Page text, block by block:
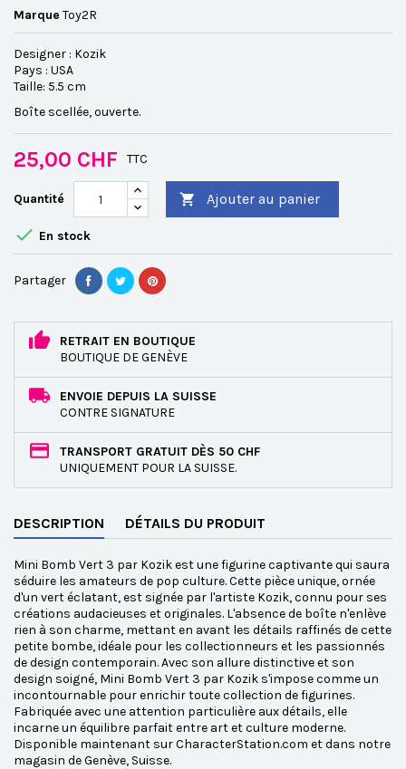
Marque Toy2R
Designer : Kozik
Pays : USA
Taille: 5.5 cm
Boîte scellée, ouverte.
25,00 CHF TTC
Quantité  Ajouter au panier
 En stock
Partager
RETRAIT EN BOUTIQUE
BOUTIQUE DE GENÈVE
ENVOIE DEPUIS LA SUISSE
CONTRE SIGNATURE
TRANSPORT GRATUIT DÈS 50 CHF
UNIQUEMENT POUR LA SUISSE.
DESCRIPTION DÉTAILS DU PRODUIT
Mini Bomb Vert 3 par Kozik est une figurine captivante qui saura
séduire les amateurs de pop culture. Cette pièce unique, ornée
d'un vert éclatant, est signée par l'artiste Kozik, connu pour ses
créations audacieuses et originales. L'absence de boîte n'enlève
rien à son charme, mettant en avant les détails raffinés de cette
petite bombe, idéale pour les collectionneurs et les passionnés
de design contemporain. Avec son allure distinctive et son
design soigné, Mini Bomb Vert 3 par Kozik s'impose comme un
incontournable pour enrichir toute collection de figurines.
Fabriquée avec une attention particulière aux détails, elle
incarne un équilibre parfait entre art et culture moderne.
Disponible maintenant sur CharacterStation.com et dans notre
magasin de Genève, Suisse.